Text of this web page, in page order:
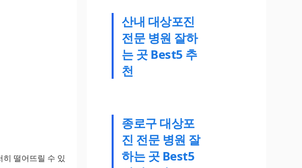
떨어뜨릴 수 있
산내 대상포진
전문 병원 잘하
는 곳 Best5 추
천
종로구 대상포
진 전문 병원 잘
하는 곳 Best5